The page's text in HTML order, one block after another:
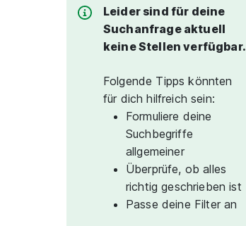
Leider sind für deine
Suchanfrage aktuell
keine Stellen verfügbar.
Folgende Tipps könnten
für dich hilfreich sein:
Formuliere deine
Suchbegriffe
allgemeiner
Überprüfe, ob alles
richtig geschrieben ist
Passe deine Filter an